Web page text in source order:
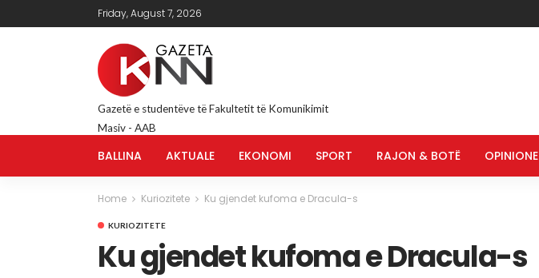
Friday, August 7, 2026
Gazetë e studentëve të Fakultetit të Komunikimit
Masiv - AAB
BALLINA AKTUALE EKONOMI SPORT RAJON & BOTË OPINIONE
Home Kuriozitete Ku gjendet kufoma e Dracula-s
KURIOZITETE
Ku gjendet kufoma e Dracula-s